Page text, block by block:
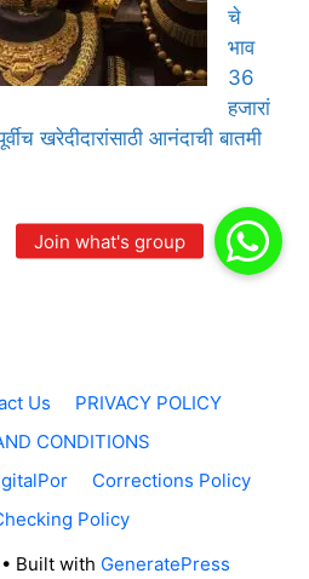
चे
भाव
36
हजारां
खरेदीदारांसाठी आनंदाची बातमी
Us
PRIVACY POLICY
CONDITIONS
Corrections Policy
Policy
• Built with GeneratePress